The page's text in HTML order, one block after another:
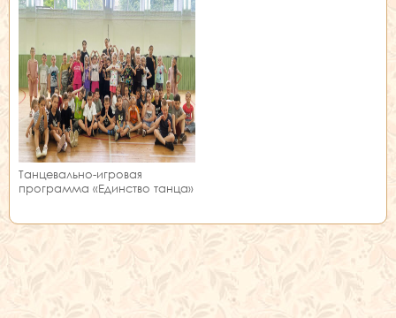
Танцевально-игровая
программа «Единство танца»